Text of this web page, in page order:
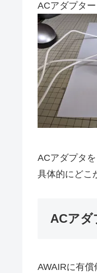
ACアダプター
ACアダプタ
具体的にどこ
ACアダ
AWAIRに有償